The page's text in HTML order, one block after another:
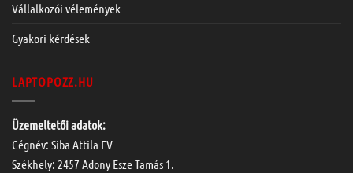
Vállalkozói vélemények
Gyakori kérdések
LAPTOPOZZ.HU
Üzemeltetői adatok:
Cégnév: Siba Attila EV
Székhely: 2457 Adony Esze Tamás 1.